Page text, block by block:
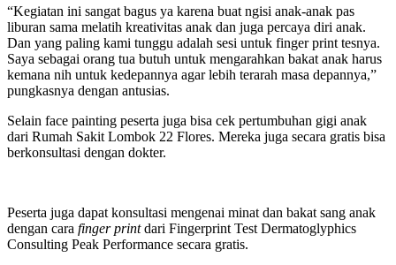
“Kegiatan ini sangat bagus ya karena buat ngisi anak-anak pas
liburan sama melatih kreativitas anak dan juga percaya diri anak.
Dan yang paling kami tunggu adalah sesi untuk finger print tesnya.
Saya sebagai orang tua butuh untuk mengarahkan bakat anak harus
kemana nih untuk kedepannya agar lebih terarah masa depannya,”
pungkasnya dengan antusias.
Selain face painting peserta juga bisa cek pertumbuhan gigi anak
dari Rumah Sakit Lombok 22 Flores. Mereka juga secara gratis bisa
berkonsultasi dengan dokter.
Peserta juga dapat konsultasi mengenai minat dan bakat sang anak
dengan cara finger printdari Fingerprint Test Dermatoglyphics
Consulting Peak Performance secara gratis.